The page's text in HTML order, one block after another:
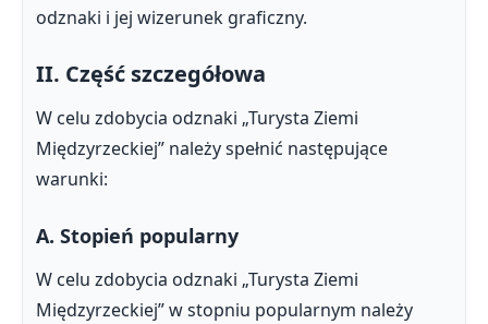
odznaki i jej wizerunek graficzny.
II. Część szczegółowa
W celu zdobycia odznaki „Turysta Ziemi
Międzyrzeckiej” należy spełnić następujące
warunki:
A. Stopień popularny
W celu zdobycia odznaki „Turysta Ziemi
Międzyrzeckiej” w stopniu popularnym należy